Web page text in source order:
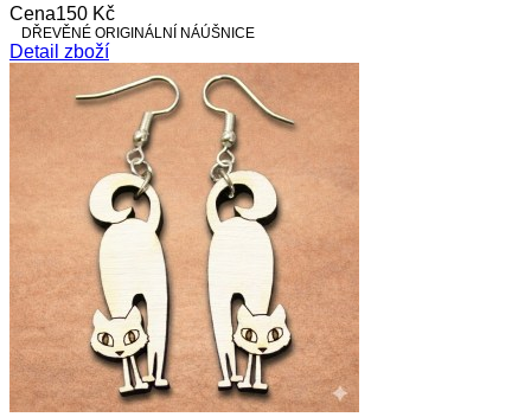
Cena150 Kč
DŘEVĚNÉ ORIGINÁLNÍ NÁÚŠNICE
Detail zboží